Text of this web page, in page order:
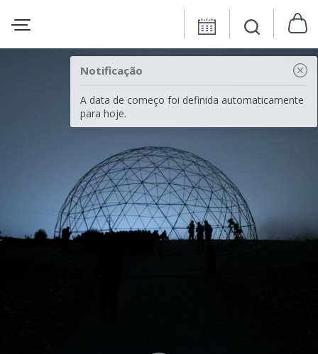
Notificação
A data de começo foi definida automaticamente
para hoje.